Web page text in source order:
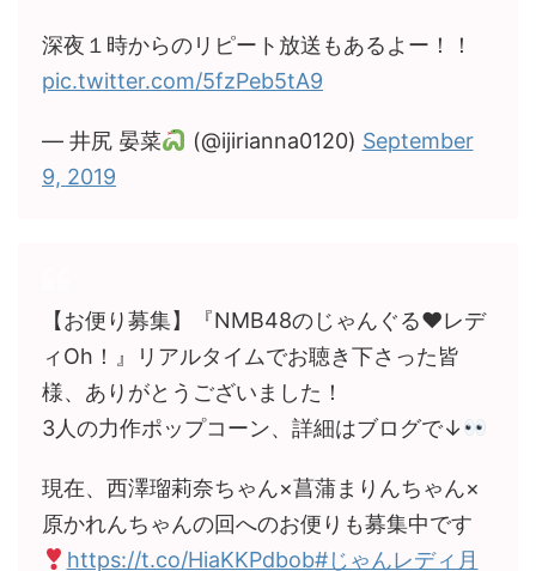
深夜１時からのリピート放送もあるよー！！
pic.twitter.com/5fzPeb5tA9
— 井尻 晏菜 (@ijirianna0120) September
9, 2019
【お便り募集】『NMB48のじゃんぐる♥レデ
ィOh！』リアルタイムでお聴き下さった皆
様、ありがとうございました！
3人の力作ポップコーン、詳細はブログで↓
現在、西澤瑠莉奈ちゃん×菖蒲まりんちゃん×
原かれんちゃんの回へのお便りも募集中です
https://t.co/HiaKKPdbob#じゃんレディ月